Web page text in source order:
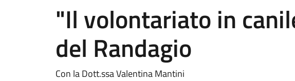
"Il volontariato in
del Randagio
Con la Dott.ssa Valentina Mantini